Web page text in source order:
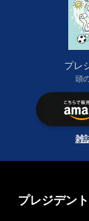
プレ
頭
雑
プレジデン